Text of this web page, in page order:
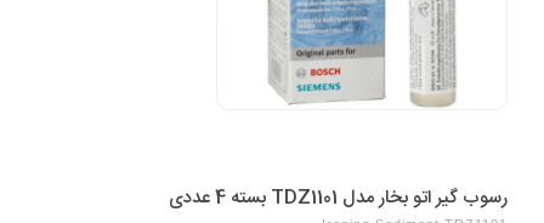
رسوب گیر اتو بخار مدل TDZ1101 بسته 4 عددی